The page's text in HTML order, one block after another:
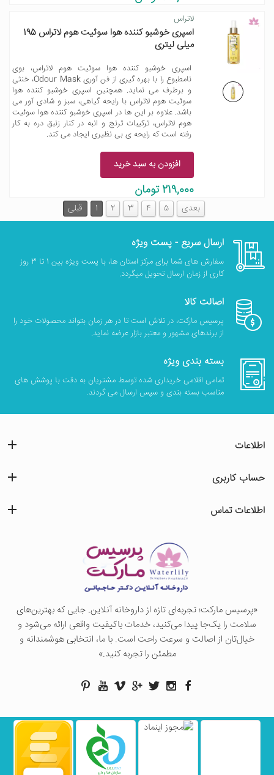
لاتراس
اسپری خوشبو کننده هوا سوئیت هوم لاتراس 195
میلی لیتری
اسپری خوشبو کننده هوا سوئیت هوم لاتراس، بوی
نامطبوع را با بهره گیری از فن آوری Odour Mask، خنثی
و برطرف می نماید. همچنین اسپری خوشبو کننده هوا
سوئیت هوم لاتراس با رایحه گیاهی، سبز و شادی آور می
باشد. علاوه بر این ها در اسپری خوشبو کننده هوا سوئیت
هوم لاتراس، ترکیبات ترنج و انبه در کنار زنبق دره به کار
رفته است که رایحه ی بی نظیری ایجاد می کند.
افزودن به سبد خرید
219,000 تومان
قبلی 1 2 3 4 5 بعدی
ارسال سریع - پست ویژه
سفارش های شما برای مرکز استان ها، با پست ویژه بین 1 تا 3 روز
کاری از زمان ارسال تحویل میگردد.
اصالت کالا
پرسیس مارکت، در تلاش است تا در هر زمان بتواند محصولات خود را
از برندهای مشهور و معتبر بازار عرضه نماید.
بسته بندی ویژه
تمامی اقلامی خریداری شده توسط مشتریان به دقت با پوشش های
مناسب بسته بندی و سپس ارسال می گردند.
«پرسيس ماركت؛ تجربه‌ای تازه از داروخانه آنلاین. جایی که بهترین‌های
سلامت را یک‌جا پیدا می‌کنید، خدمات باکیفیت واقعی ارائه می‌شود و
خیال‌تان از اصالت و سرعت راحت است. با ما، انتخابی هوشمندانه و
مطمئن را تجربه کنید.»
اطلاعات
حساب کاربری
اطلاعات تماس